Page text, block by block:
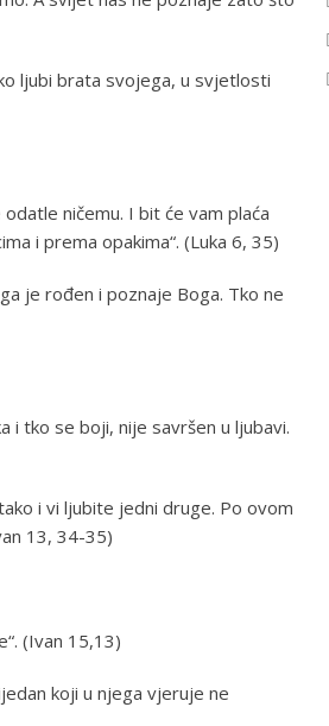
ljubi brata svojega, u svjetlosti
ničemu. I bit će vam plaća
i prema opakima“. (Luka 6, 35)
je rođen i poznaje Boga. Tko ne
i tko se boji, nije savršen u ljubavi.
i vi ljubite jedni druge. Po ovom
13, 34-35)
(Ivan 15,13)
koji u njega vjeruje ne